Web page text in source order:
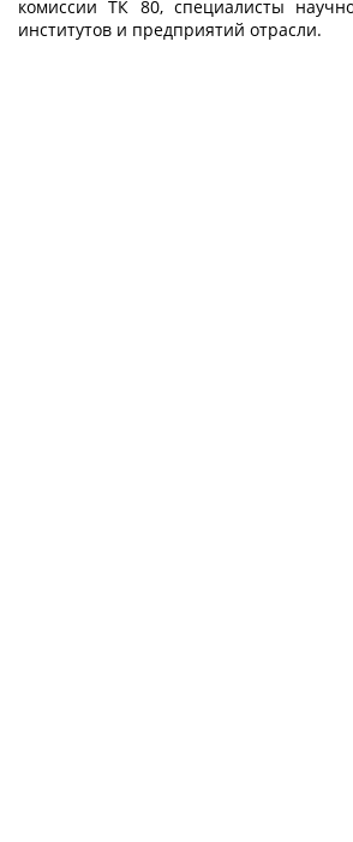
комиссии ТК 80, специалисты
институтов и предприятий отрасли.